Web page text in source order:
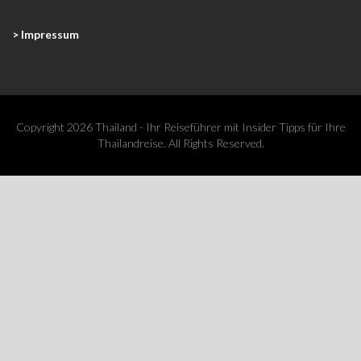
> Impressum
Copyright 2026 Thailand - Ihr Reiseführer mit Insider Tipps für Ihre
Thailandreise. All Rights Reserved.